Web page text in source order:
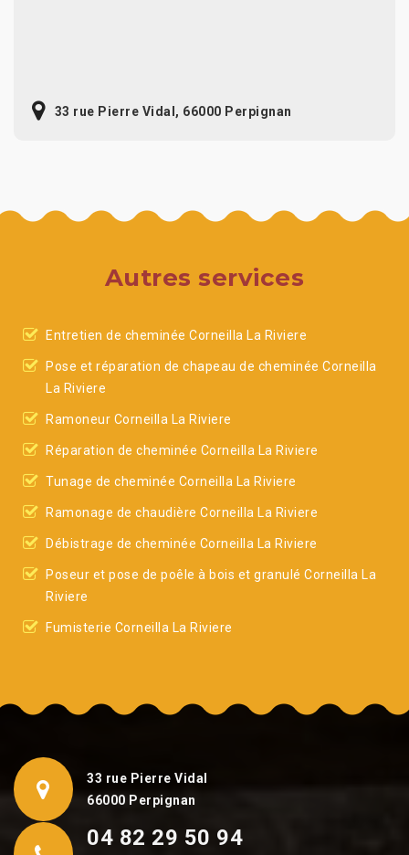
33 rue Pierre Vidal, 66000 Perpignan
Autres services
Entretien de cheminée Corneilla La Riviere
Pose et réparation de chapeau de cheminée Corneilla
La Riviere
Ramoneur Corneilla La Riviere
Réparation de cheminée Corneilla La Riviere
Tunage de cheminée Corneilla La Riviere
Ramonage de chaudière Corneilla La Riviere
Débistrage de cheminée Corneilla La Riviere
Poseur et pose de poêle à bois et granulé Corneilla La
Riviere
Fumisterie Corneilla La Riviere
33 rue Pierre Vidal
66000 Perpignan
04 82 29 50 94